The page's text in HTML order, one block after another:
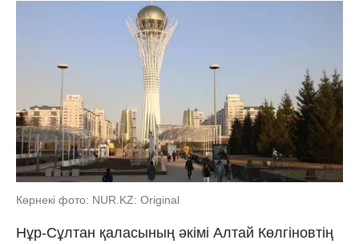
Көрнекі фото: NUR.KZ: Original
Нұр-Сұлтан қаласының әкімі Алтай Көлгіновтің